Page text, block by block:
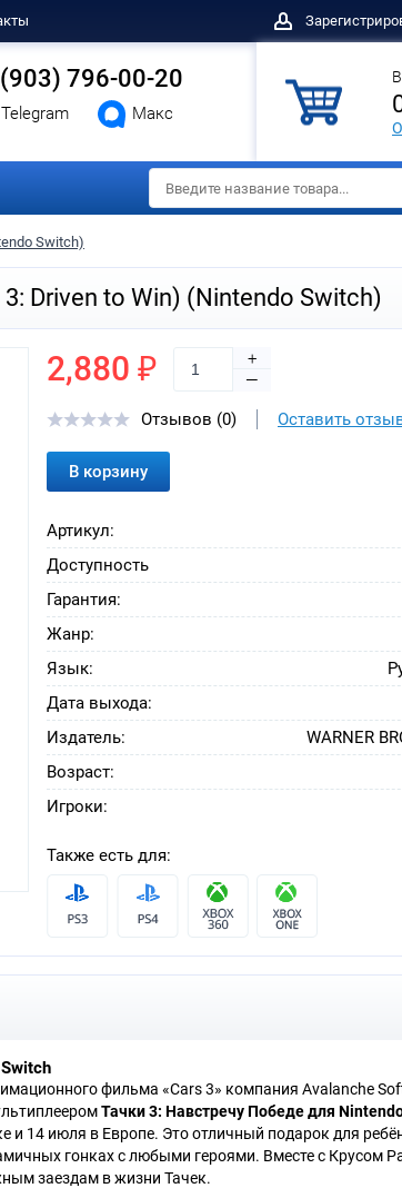
796-00-20
Telegram Макс
Switch)
Driven to Win) (Nintendo Switch)
2,880 ₽
+
—
Отзывов (0)
Оставить
В корзину
Артикул:
Доступность
Гарантия:
Жанр:
Язык:
Дата выхода:
Издатель:
WARNER
Возраст:
Игроки:
Также есть для:
фильма «Cars 3» компания Avalanche
Тачки 3: Навстречу Победе для
и 14 июля в Европе. Это отличный подарок для
гонках с любыми героями. Вместе с Крусом
заездам в жизни Тачек.